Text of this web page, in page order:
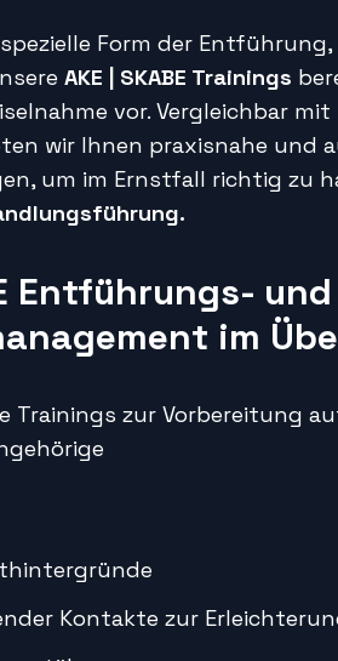
Form der
AKE | SKABE Trainings
vor. Vergleichbar
wir Ihnen praxisnahe und
um im Ernstfall richtig zu
Entführungs- und
im
Trainings zur Vorbereitung
Kontakte zur